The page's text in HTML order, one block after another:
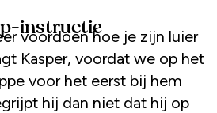
instructie
Kasper, voordat we op het
voor het eerst bij hem
hij dan niet dat hij op